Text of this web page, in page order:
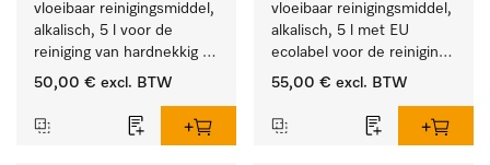
vloeibaar reinigingsmiddel,
alkalisch, 5 l voor de
reiniging van hardnekkig
vuil op serviesgoed,
50,00 € excl. BTW
vloeibaar reinigingsmiddel,
alkalisch, 5 l met EU
ecolabel voor de reiniging
van alledaags vuil op
glazen.
55,00 € excl. BTW